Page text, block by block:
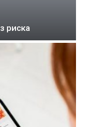
риска